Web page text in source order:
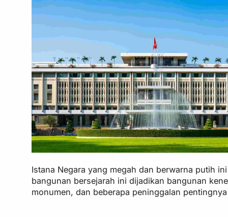
Istana Negara yang megah dan berwarna putih
bangunan bersejarah ini dijadikan bangunan
monumen, dan beberapa peninggalan